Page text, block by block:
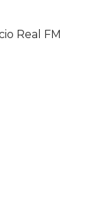
Real FM
La APP